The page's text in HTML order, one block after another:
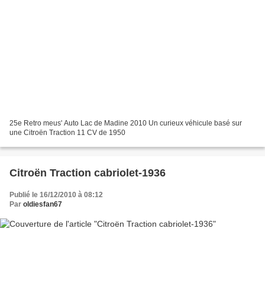
25e Retro meus' Auto Lac de Madine 2010 Un curieux véhicule basé sur
une Citroën Traction 11 CV de 1950
Citroën Traction cabriolet-1936
Publié le 16/12/2010 à 08:12
Par oldiesfan67